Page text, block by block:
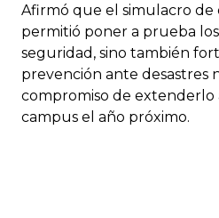
Afirmó que el simulacro de
permitió poner a prueba
seguridad, sino también
prevención ante desastres
compromiso de extenderlo
campus el año próximo.